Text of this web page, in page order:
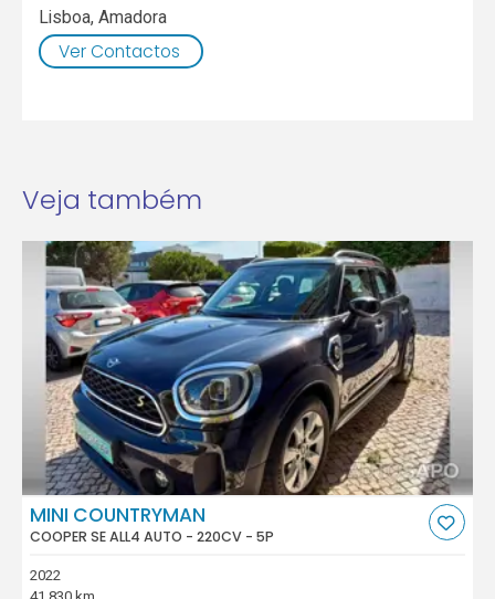
Lisboa,Amadora
Ver Contactos
Veja também
MINI COUNTRYMAN
COOPER SE ALL4 AUTO - 220CV - 5P
2022